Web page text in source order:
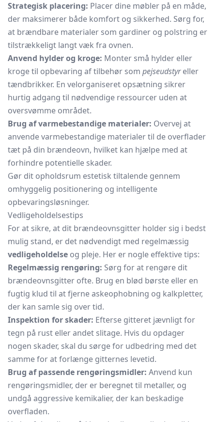
Strategisk placering: Placer dine møbler på en måde,
der maksimerer både komfort og sikkerhed. Sørg for,
at brændbare materialer som gardiner og polstring er
tilstrækkeligt langt væk fra ovnen.
Anvend hylder og kroge: Monter små hylder eller
kroge til opbevaring af tilbehør som pejseudstyreller
tændbrikker. En velorganiseret opsætning sikrer
hurtig adgang til nødvendige ressourcer uden at
oversvømme området.
Brug af varmebestandige materialer: Overvej at
anvende varmebestandige materialer til de overflader
tæt på din brændeovn, hvilket kan hjælpe med at
forhindre potentielle skader.
Gør dit opholdsrum estetisk tiltalende gennem
omhyggelig positionering og intelligente
opbevaringsløsninger.
Vedligeholdelsestips
For at sikre, at dit brændeovnsgitter holder sig i bedst
mulig stand, er det nødvendigt med regelmæssig
vedligeholdelse og pleje. Her er nogle effektive tips:
Regelmæssig rengøring: Sørg for at rengøre dit
brændeovnsgitter ofte. Brug en blød børste eller en
fugtig klud til at fjerne askeophobning og kalkpletter,
der kan samle sig over tid.
Inspektion for skader: Efterse gitteret jævnligt for
tegn på rust eller andet slitage. Hvis du opdager
nogen skader, skal du sørge for udbedring med det
samme for at forlænge gitternes levetid.
Brug af passende rengøringsmidler: Anvend kun
rengøringsmidler, der er beregnet til metaller, og
undgå aggressive kemikalier, der kan beskadige
overfladen.